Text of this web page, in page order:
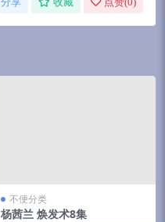
不便分类
杨茜兰 焕发术8集